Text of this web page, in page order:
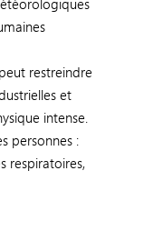
restreindre
et
intense.
personnes :
respiratoires,